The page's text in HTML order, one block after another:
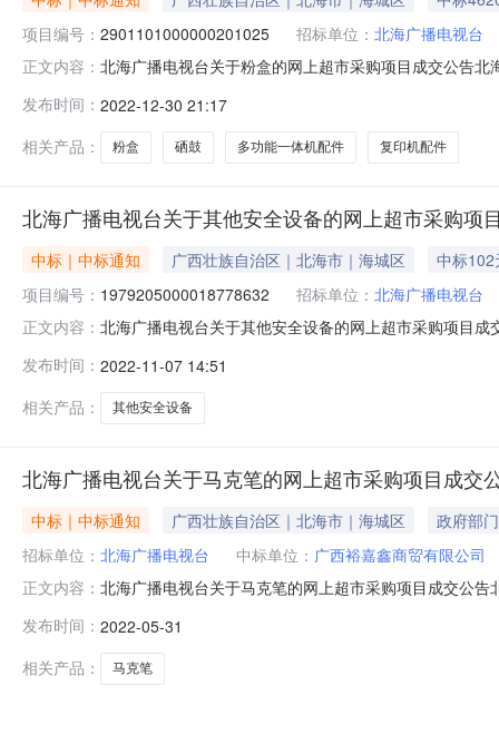
项目编号： 2901101000000201025 招标单位： 北海广播电视台
正文内容： 北海广播电视台关于粉盒的网上超市采购项目成交公告
编码:450599项目所在行政区划名称:北海市本级报价起
发布时间： 2022-12-30 21:17
相关产品：
粉盒 硒鼓 多功能一体机配件 复印机配件
北海广播电视台关于其他安全设备的网上超市采购项
中标｜中标通知 广西壮族自治区｜北海市｜海城区
中标102
项目编号： 1979205000018778632 招标单位： 北海广播电视台
正文内容： 北海广播电视台关于其他安全设备的网上超市采购项目
划信息：项目所在行政区划编码:450599项目所在行政区
发布时间： 2022-11-07 14:51
相关产品：
其他安全设备
北海广播电视台关于马克笔的网上超市采购项目成交
中标｜中标通知 广西壮族自治区｜北海市｜海城区
政府部门
招标单位： 北海广播电视台 中标单位： 广西裕嘉鑫商贸有限公司
正文内容： 北海广播电视台关于马克笔的网上超市采购项目成交公
行政区划编码:450599项目所在行政区划名称:北海市本
发布时间： 2022-05-31
相关产品：
马克笔